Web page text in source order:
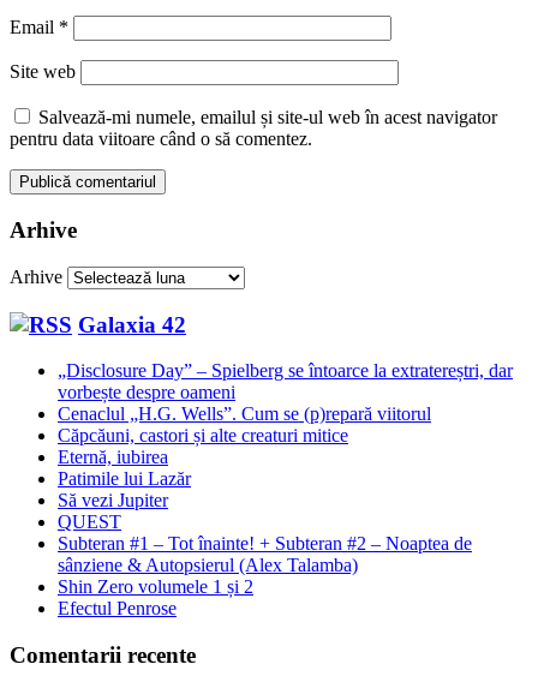
Email *
Site web
Salvează-mi numele, emailul și site-ul web în acest navigator
pentru data viitoare când o să comentez.
Arhive
Arhive
Galaxia 42
„Disclosure Day” – Spielberg se întoarce la extratereștri, dar
vorbește despre oameni
Cenaclul „H.G. Wells”. Cum se (p)repară viitorul
Căpcăuni, castori și alte creaturi mitice
Eternă, iubirea
Patimile lui Lazăr
Să vezi Jupiter
QUEST
Subteran #1 – Tot înainte! + Subteran #2 – Noaptea de
sânziene & Autopsierul (Alex Talamba)
Shin Zero volumele 1 și 2
Efectul Penrose
Comentarii recente